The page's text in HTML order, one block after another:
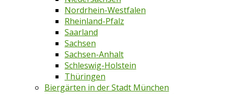
Nordrhein-Westfalen
Rheinland-Pfalz
Saarland
Sachsen
Sachsen-Anhalt
Schleswig-Holstein
Thüringen
Biergärten in der Stadt München